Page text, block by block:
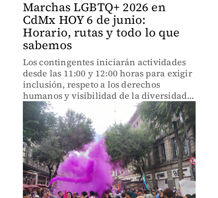
Marchas LGBTQ+ 2026 en
CdMx HOY 6 de junio:
Horario, rutas y todo lo que
sabemos
Los contingentes iniciarán actividades
desde las 11:00 y 12:00 horas para exigir
inclusión, respeto a los derechos
humanos y visibilidad de la diversidad
sexual.